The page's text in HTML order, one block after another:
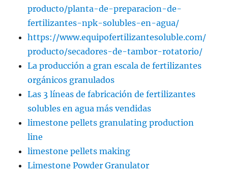
producto/planta-de-preparacion-de-
fertilizantes-npk-solubles-en-agua/
https://www.equipofertilizantesoluble.com/
producto/secadores-de-tambor-rotatorio/
La producción a gran escala de fertilizantes
orgánicos granulados
Las 3 líneas de fabricación de fertilizantes
solubles en agua más vendidas
limestone pellets granulating production
line
limestone pellets making
Limestone Powder Granulator